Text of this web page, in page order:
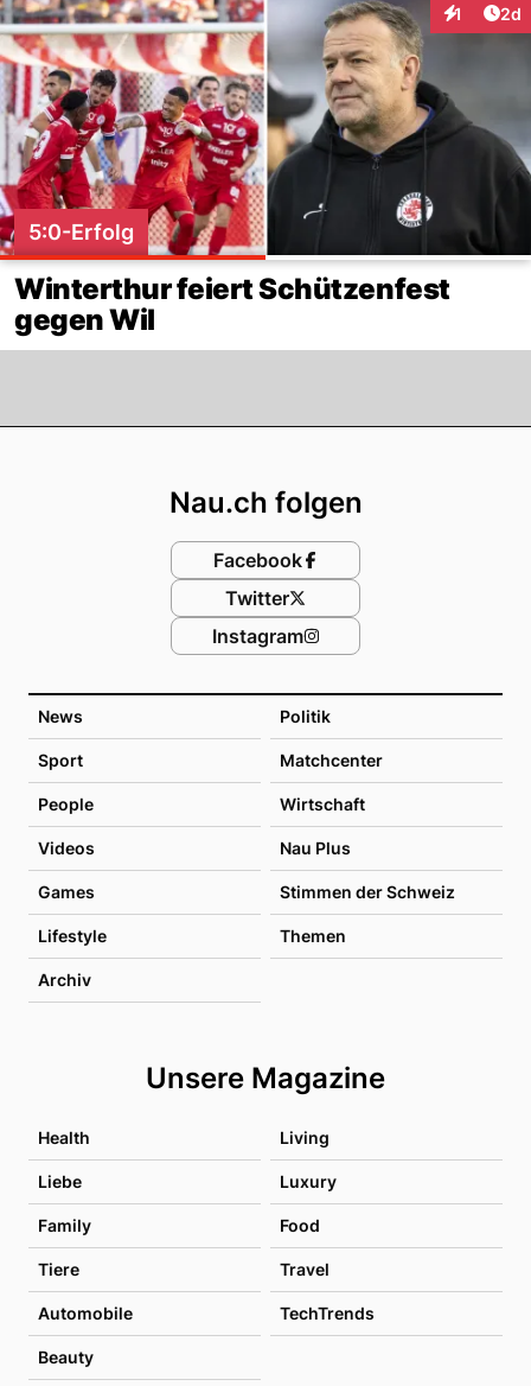
1 2d
5:0-Erfolg
Winterthur feiert Schützenfest
gegen Wil
News Politik
Sport Matchcenter
People Wirtschaft
Videos Nau Plus
Games Stimmen der Schweiz
Lifestyle Themen
Archiv
Unsere Magazine
Health Living
Liebe Luxury
Family Food
Tiere Travel
Automobile TechTrends
Beauty
Nau.ch folgen
Facebook
Twitter
Instagram